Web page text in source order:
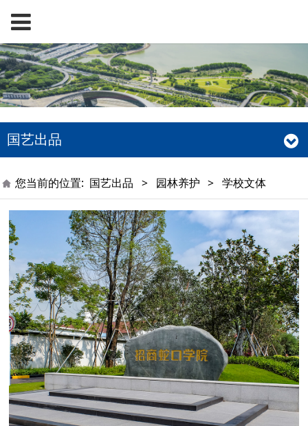
国艺出品
您当前的位置: 国艺出品 > 园林养护 > 学校文体